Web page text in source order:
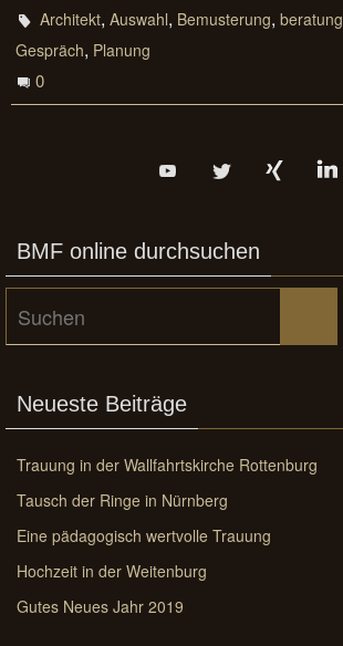
Architekt,Auswahl, Bemusterung,beratung
Gespräch, Planung
0
BMF online durchsuchen
Neueste Beiträge
Trauung in der Wallfahrtskirche Rottenburg
Tausch der Ringe in Nürnberg
Eine pädagogisch wertvolle Trauung
Hochzeit in der Weitenburg
Gutes Neues Jahr 2019